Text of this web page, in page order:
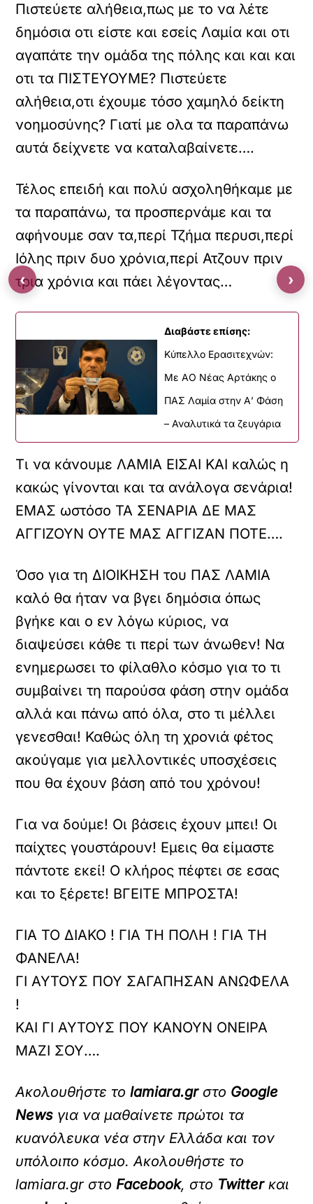
Πιστεύετε αλήθεια,πως με το να λέτε
δημόσια οτι είστε και εσείς Λαμία και οτι
αγαπάτε την ομάδα της πόλης και και και
οτι τα ΠΙΣΤΕΥΟΥΜΕ? Πιστεύετε
αλήθεια,οτι έχουμε τόσο χαμηλό δείκτη
νοημοσύνης? Γιατί με ολα τα παραπάνω
αυτά δείχνετε να καταλαβαίνετε….
Τέλος επειδή και πολύ ασχοληθήκαμε με
τα παραπάνω, τα προσπερνάμε και τα
αφήνουμε σαν τα,περί Τζήμα περυσι,περί
Ιόλης πριν δυο χρόνια,περί Ατζουν πριν
τρια χρόνια και πάει λέγοντας…
Διαβάστε επίσης:
Kύπελλο Ερασιτεχνών:
Με AO Nέας Αρτάκης ο
ΠΑΣ Λαμία στην Α’ Φάση
– Αναλυτικά τα ζευγάρια
Τι να κάνουμε ΛΑΜΙΑ ΕΙΣΑΙ ΚΑΙ καλώς η
κακώς γίνονται και τα ανάλογα σενάρια!
ΕΜΑΣ ωστόσο ΤΑ ΣΕΝΑΡΙΑ ΔΕ ΜΑΣ
ΑΓΓΙΖΟΥΝ ΟΥΤΕ ΜΑΣ ΑΓΓΙΖΑΝ ΠΟΤΕ….
Όσο για τη ΔΙΟΙΚΗΣΗ του ΠΑΣ ΛΑΜΙΑ
καλό θα ήταν να βγει δημόσια όπως
βγήκε και ο εν λόγω κύριος, να
διαψεύσει κάθε τι περί των άνωθεν! Να
ενημερωσει το φίλαθλο κόσμο για το τι
συμβαίνει τη παρούσα φάση στην ομάδα
αλλά και πάνω από όλα, στο τι μέλλει
γενεσθαι! Καθώς όλη τη χρονιά φέτος
ακούγαμε για μελλοντικές υποσχέσεις
που θα έχουν βάση από του χρόνου!
Για να δούμε! Οι βάσεις έχουν μπει! Οι
παίχτες γουστάρουν! Εμεις θα είμαστε
πάντοτε εκεί! Ο κλήρος πέφτει σε εσας
και το ξέρετε! ΒΓΕΙΤΕ ΜΠΡΟΣΤΑ!
ΓΙΑ ΤΟ ΔΙΑΚΟ ! ΓΙΑ ΤΗ ΠΟΛΗ ! ΓΙΑ ΤΗ
ΦΑΝΕΛΑ!
ΓΙ ΑΥΤΟΥΣ ΠΟΥ ΣΑΓΑΠΗΣΑΝ ΑΝΩΦΕΛΑ
!
ΚΑΙ ΓΙ ΑΥΤΟΥΣ ΠΟΥ ΚΑΝΟΥΝ ΟΝΕΙΡΑ
ΜΑΖΙ ΣΟΥ….
Ακολουθήστε τοlamiara.grστο Google
News για να μαθαίνετε πρώτοι τα
κυανόλευκα νέα στην Ελλάδα και τον
υπόλοιπο κόσμο. Ακολουθήστε το
lamiara.gr στοFacebook, στο Twitterκαι
‹ ›